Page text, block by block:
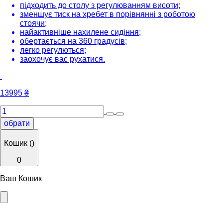
підходить до столу з регулюванням висоти;
зменшує тиск на хребет в порівнянні з роботою
стоячи;
найактивніше нахилене сидіння;
обертається на 360 градусів;
легко регулються;
заохочує вас рухатися.
13995 ₴
обрати
Кошик ()
0
Ваш Кошик